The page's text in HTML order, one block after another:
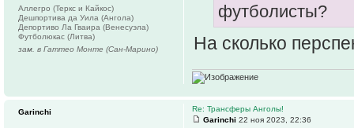
футболисты?
На сколько
Аллегро (Теркс и Кайкос)
Дешпортива да Уила (Ангола)
Депортиво Ла Гваира (Венесуэла)
Футболюкас (Литва)
зам. в Гаттео Монте (Сан-Марино)
Re: Трансферы Анголы!
Garinchi 22 ноя 2023, 22:36
Garinchi